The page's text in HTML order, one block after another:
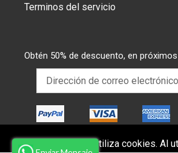
Terminos del servicio
Obtén 50% de descuento, en
Este sitio web utiliza cookies. Al